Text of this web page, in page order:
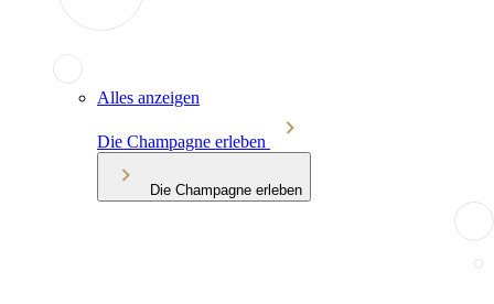
Alles anzeigen
Die Champagne erleben
Die Champagne erleben